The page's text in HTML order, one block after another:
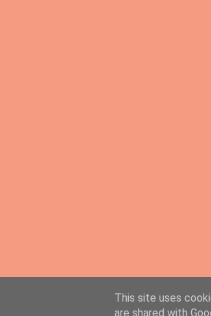
- FREE Website
This site uses
are shared with